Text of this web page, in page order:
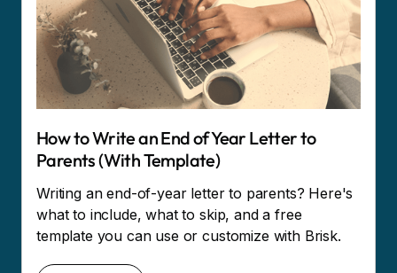
How to Write an End of Year Letter to
Parents (With Template)
Writing an end-of-year letter to parents? Here's
what to include, what to skip, and a free
template you can use or customize with Brisk.